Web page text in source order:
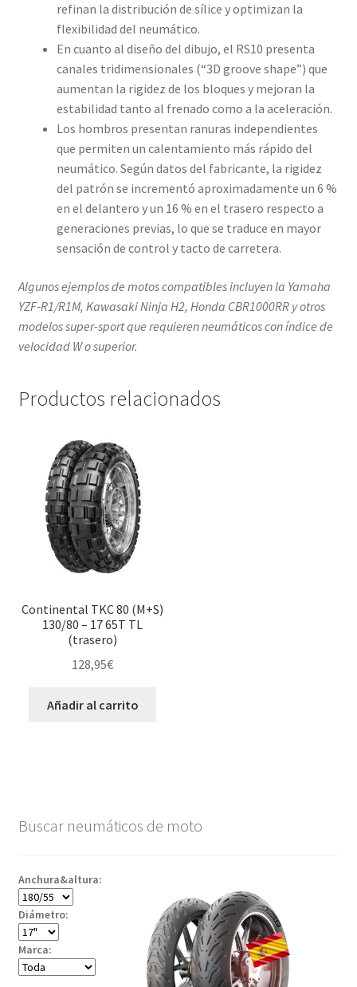
refinan la distribución de sílice y optimizan la
flexibilidad del neumático.
En cuanto al diseño del dibujo, el RS10 presenta
canales tridimensionales (“3D groove shape”) que
aumentan la rigidez de los bloques y mejoran la
estabilidad tanto al frenado como a la aceleración.
Los hombros presentan ranuras independientes
que permiten un calentamiento más rápido del
neumático. Según datos del fabricante, la rigidez
del patrón se incrementó aproximadamente un 6 %
en el delantero y un 16 % en el trasero respecto a
generaciones previas, lo que se traduce en mayor
sensación de control y tacto de carretera.
Algunos ejemplos de motos compatibles incluyen la Yamaha
YZF‑R1/R1M, Kawasaki Ninja H2, Honda CBR1000RR y otros
modelos super-sport que requieren neumáticos con índice de
velocidad W o superior.
Productos relacionados
Continental TKC 80 (M+S)
130/80 – 17 65T TL
(trasero)
128,95€
Añadir al carrito
Buscar neumáticos de moto
Anchura&altura:
Diámetro:
Marca: